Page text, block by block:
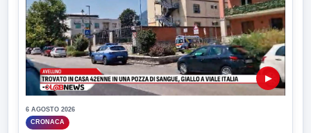
▶
6 AGOSTO 2026
CRONACA